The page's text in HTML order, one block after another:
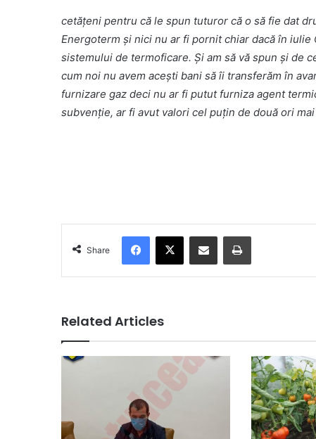
cetățeni pentru că le spun tuturor că o să fie dat
Energoterm și nici nu ar fi pornit chiar dacă în
sistemului de termoficare. Și am să vă spun și de
cum noi nu avem acești bani să îi transferăm în
furnizare gaz deci nu ar fi putut furniza agent
subvenție, ar fi avut valori cel puțin de două ori
Share
Related Articles